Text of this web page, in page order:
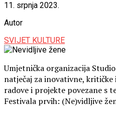
11. srpnja 2023.
Autor
SVIJET KULTURE
Umjetnička organizacija
natječaj za inovativne,
radove i projekte povezane s
Festivala prvih: (Ne)vidljive